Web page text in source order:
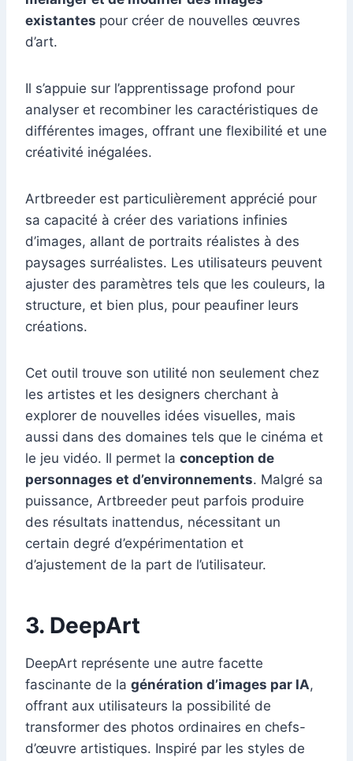
existantes pour créer de nouvelles œuvres
d’art.
Il s’appuie sur l’apprentissage profond pour
analyser et recombiner les caractéristiques de
différentes images, offrant une flexibilité et une
créativité inégalées.
Artbreeder est particulièrement apprécié pour
sa capacité à créer des variations infinies
d’images, allant de portraits réalistes à des
paysages surréalistes. Les utilisateurs peuvent
ajuster des paramètres tels que les couleurs, la
structure, et bien plus, pour peaufiner leurs
créations.
Cet outil trouve son utilité non seulement chez
les artistes et les designers cherchant à
explorer de nouvelles idées visuelles, mais
aussi dans des domaines tels que le cinéma et
le jeu vidéo. Il permet la conception de
personnages et d’environnements. Malgré sa
puissance, Artbreeder peut parfois produire
des résultats inattendus, nécessitant un
certain degré d’expérimentation et
d’ajustement de la part de l’utilisateur.
3. DeepArt
DeepArt représente une autre facette
fascinante de la génération d’images par IA,
offrant aux utilisateurs la possibilité de
transformer des photos ordinaires en chefs-
d’œuvre artistiques. Inspiré par les styles de